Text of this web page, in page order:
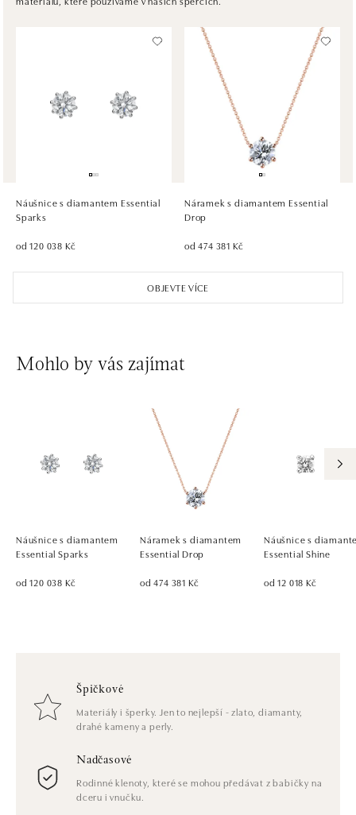
HALADA OC Avion, Bratislava
tel.: +421 917 090 372
dnes otevřeno od 09:00
Pribinova 8, 811 09 Bratislava
dnes otevřeno od 10:00
OBJEVTE VÍCE
Náušnice s diamantem Essential
Sparks
od 120 038 Kč
Náramek s diamantem Essential
Drop
od 474 381 Kč
Mohlo by vás zajímat
Náušnice s diamantem
Essential Sparks
od 120 038 Kč
Náramek s diamantem
Essential Drop
od 474 381 Kč
Náušnice s
Essential Shine
od 12 018 Kč
Špičkové
Materiály i šperky. Jen to nejlepší - zlato, diamanty,
drahé kameny a perly.
Nadčasové
Rodinné klenoty, které se mohou předávat z babičky na
dceru i vnučku.